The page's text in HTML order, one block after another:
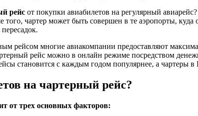
рейс от покупки авиабилетов на регулярный
чартер может быть совершен в те аэропорты,
рейсом многие авиакомпании предоставляют
рейс можно в онлайн режиме посредством
становится с каждым годом популярнее, а
на чартерный рейс?
от трех основных факторов: